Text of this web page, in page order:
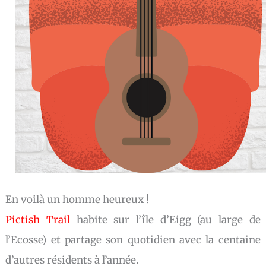
En voilà un homme heureux !
Pictish Trailhabite sur l’île d’Eigg (au large de
l’Ecosse) et partage son quotidien avec la centaine
d’autres résidents à l’année.